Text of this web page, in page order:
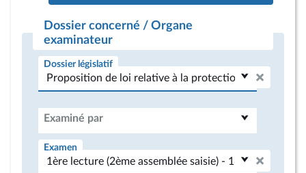
Dossier concerné / Organe
examinateur
Dossier législatif
Examiné par
Examen